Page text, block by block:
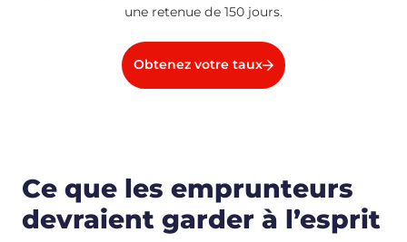
une retenue de 150 jours.
Obtenez votre taux
Ce que les emprunteurs
devraient garder à l’esprit